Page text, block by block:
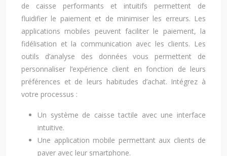
de caisse performants et intuitifs permettent de
fluidifier le paiement et de minimiser les erreurs. Les
applications mobiles peuvent faciliter le paiement, la
fidélisation et la communication avec les clients. Les
outils d’analyse des données vous permettent de
personnaliser l’expérience client en fonction de leurs
préférences et de leurs habitudes d’achat. Intégrez à
votre processus :
Un système de caisse tactile avec une interface
intuitive.
Une application mobile permettant aux clients de
payer avec leur smartphone.